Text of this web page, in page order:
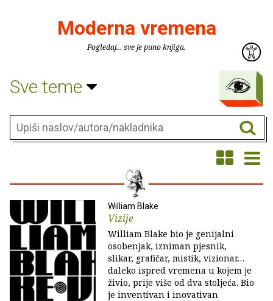
Moderna vremena
Pogledaj... sve je puno knjiga.
Sve teme
William Blake
Vizije
William Blake bio je genijalni
osobenjak, izniman pjesnik,
slikar, grafičar, mistik, vizionar…
daleko ispred vremena u kojem je
živio, prije više od dva stoljeća. Bio
je inventivan i inovativan